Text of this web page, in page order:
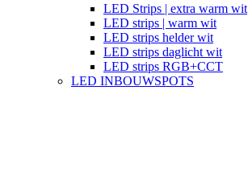
LED Strips | extra warm wit
LED strips | warm wit
LED strips helder wit
LED strips daglicht wit
LED strips RGB+CCT
LED INBOUWSPOTS